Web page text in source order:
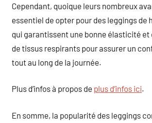
Cependant, quoique leurs nombreux
essentiel de opter pour des leggings de
qui garantissent une bonne élasticité
de tissus respirants pour assurer un
tout au long de la journée.
Plus d’infos à propos de plus d’infos ici.
En somme, la popularité des leggings